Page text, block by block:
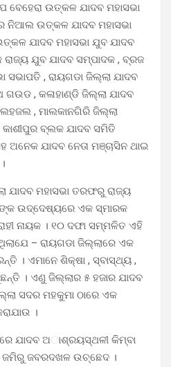
ବେହେରା ଉତ୍କଳ ଯାଦବ ମହାସଭା
ନିଆଲ ଉତ୍କଳ ଯାଦବ ମହାସଭା
ଯାଦବ ମହାସଭା ଯୁବ ଯାଦବ
ଯୁବ ଯାଦବ ସମ୍ପାଦକ , ବ୍ରଜ
ସଭାପତି , ରାୟଗଡା ଜିଲ୍ଲା ଯାଦବ
ଗଉଡ , କଳାହାଣ୍ଡି ଜିଲ୍ଲା ଯାଦବ
, ମାଲକାନଗିରି ଜିଲ୍ଲା
ବ୍ଲକ ଯାଦବ ସମିତି
ଯାଦବ ନେତା ମଞ୍ଚାସିନ ଥାଇ
ଯାଦବ ମହାସଭା ତରଫରୁ ରାଜ୍ୟ
ଉଦ୍ଦେଷ୍ୟରେ ଏକ ସ୍ମାରକ
ନାୟକ । ୧୦ ଦଫା ସମ୍ମଳିତ ଏହି
– ରାୟଗଡା ଜିଲ୍ଲାରେ ଏକ
। ଏମାନେ ଶିକ୍ଷା , ସ୍ବାସ୍ଥ୍ୟ ,
। ଏଣୁ ଜିଲ୍ଲାର ୫ ହଜାର ଯାଦବ
ସଦର ମହକୁମା ଠାରେ ଏକ
।
ଯାଦବ ଅାଶ୍ରୟସ୍ଥଳୀ କିମ୍ବା
ଜମିରୁ ଜବରଦଖଳ ଉଚ୍ଛେଦ ।